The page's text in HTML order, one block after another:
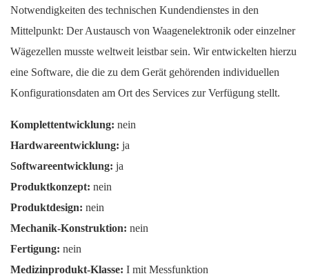
Notwendigkeiten des technischen Kundendienstes in den
Mittelpunkt: Der Austausch von Waagenelektronik oder einzelner
Wägezellen musste weltweit leistbar sein. Wir entwickelten hierzu
eine Software, die die zu dem Gerät gehörenden individuellen
Konfigurationsdaten am Ort des Services zur Verfügung stellt.
Komplettentwicklung: nein
Hardwareentwicklung: ja
Softwareentwicklung: ja
Produktkonzept: nein
Produktdesign: nein
Mechanik-Konstruktion: nein
Fertigung: nein
Medizinprodukt-Klasse: I mit Messfunktion